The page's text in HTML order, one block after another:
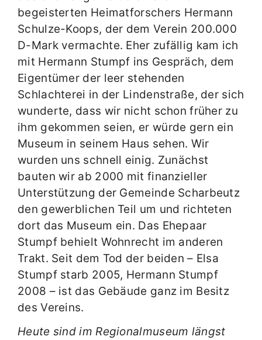
begeisterten Heimatforschers Hermann
Schulze-Koops, der dem Verein 200.000
D-Mark vermachte. Eher zufällig kam ich
mit Hermann Stumpf ins Gespräch, dem
Eigentümer der leer stehenden
Schlachterei in der Lindenstraße, der sich
wunderte, dass wir nicht schon früher zu
ihm gekommen seien, er würde gern ein
Museum in seinem Haus sehen. Wir
wurden uns schnell einig. Zunächst
bauten wir ab 2000 mit finanzieller
Unterstützung der Gemeinde Scharbeutz
den gewerblichen Teil um und richteten
dort das Museum ein. Das Ehepaar
Stumpf behielt Wohnrecht im anderen
Trakt. Seit dem Tod der beiden – Elsa
Stumpf starb 2005, Hermann Stumpf
2008 – ist das Gebäude ganz im Besitz
des Vereins.
Heute sind im Regionalmuseum längst